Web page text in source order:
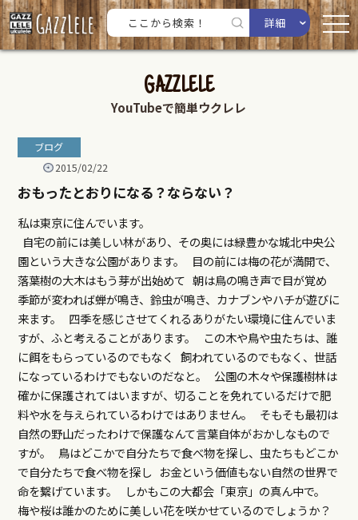
詳細
GAZZLELE
YouTubeで簡単ウクレレ
ブログ
2015/02/22
おもったとおりになる？ならない？
私は東京に住んでいます。
自宅の前には美しい林があり、その奥には緑豊かな城北中央公
園という大きな公園があります。 目の前には梅の花が満開で、
落葉樹の大木はもう芽が出始めて 朝は鳥の鳴き声で目が覚め
季節が変われば蝉が鳴き、鈴虫が鳴き、カナブンやハチが遊びに
来ます。 四季を感じさせてくれるありがたい環境に住んでいま
すが、ふと考えることがあります。 この木や鳥や虫たちは、誰
に餌をもらっているのでもなく 飼われているのでもなく、世話
になっているわけでもないのだなと。 公園の木々や保護樹林は
確かに保護されてはいますが、切ることを免れているだけで肥
料や水を与えられているわけではありません。 そもそも最初は
自然の野山だったわけで保護なんて言葉自体がおかしなもので
すが。 鳥はどこかで自分たちで食べ物を探し、虫たちもどこか
で自分たちで食べ物を探し お金という価値もない自然の世界で
命を繋げています。 しかもこの大都会「東京」の真ん中で。
梅や桜は誰かのために美しい花を咲かせているのでしょうか？